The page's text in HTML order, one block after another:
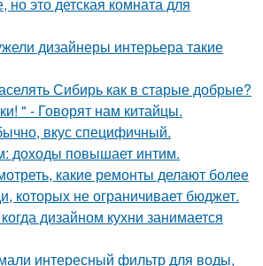
дизайнеры интерьера такие
Сибирь как в старые добрые?
" - Говорят нам китайцы.
вкус специфичный.
доходы повышает интим.
какие ремонты делают более
которых не ограничивает бюджет.
дизайном кухни занимается
интересный фильтр для воды,